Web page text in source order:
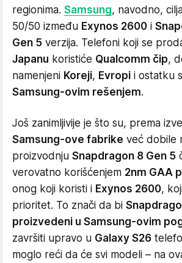
regionima. Samsung, navodno,
50/50 između Exynos 2600 i
Gen 5 verzija. Telefoni koji se
Japanu koristiće Qualcomm čip,
namenjeni Koreji, Evropi i ostatku
Samsung-ovim rešenjem.
Još zanimljivije je što su, prema
Samsung-ove fabrike već dobile
proizvodnju Snapdragon 8 Gen 5
verovatno korišćenjem 2nm GAA
onog koji koristi i Exynos 2600,
prioritet. To znači da bi
proizvedeni u Samsung-ovim
završiti upravo u Galaxy S26
moglo reći da će svi modeli – na